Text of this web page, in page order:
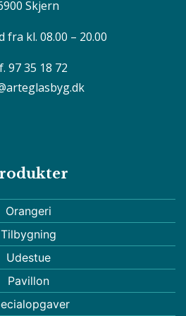
Skjern
fra kl. 08.00 – 20.00
97 35 18 72
Orangeri
Tilbygning
Udestue
Pavillon